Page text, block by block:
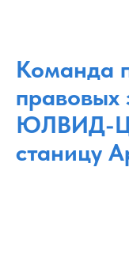
Команда
ЮЛВИД-
станицу